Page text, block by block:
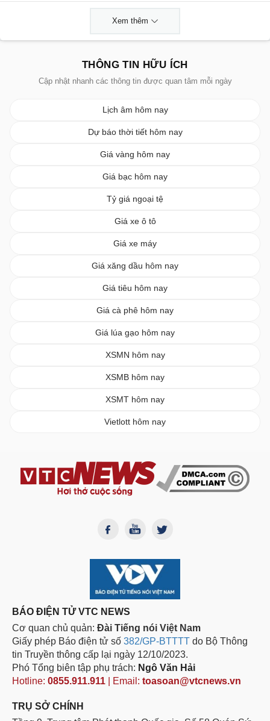
Xem thêm
THÔNG TIN HỮU ÍCH
Cập nhật nhanh các thông tin được quan tâm mỗi ngày
Lịch âm hôm nay
Dự báo thời tiết hôm nay
Giá vàng hôm nay
Giá bạc hôm nay
Tỷ giá ngoại tệ
Giá xe ô tô
Giá xe máy
Giá xăng dầu hôm nay
Giá tiêu hôm nay
Giá cà phê hôm nay
Giá lúa gạo hôm nay
XSMN hôm nay
XSMB hôm nay
XSMT hôm nay
Vietlott hôm nay
BÁO ĐIỆN TỬ VTC NEWS
Cơ quan chủ quản: Đài Tiếng nói Việt Nam
Giấy phép Báo điện tử số 382/GP-BTTTT do Bộ Thông
tin Truyền thông cấp lại ngày 12/10/2023.
Phó Tổng biên tập phụ trách: Ngô Văn Hải
Hotline: 0855.911.911 | Email: toasoan@vtcnews.vn
TRỤ SỞ CHÍNH